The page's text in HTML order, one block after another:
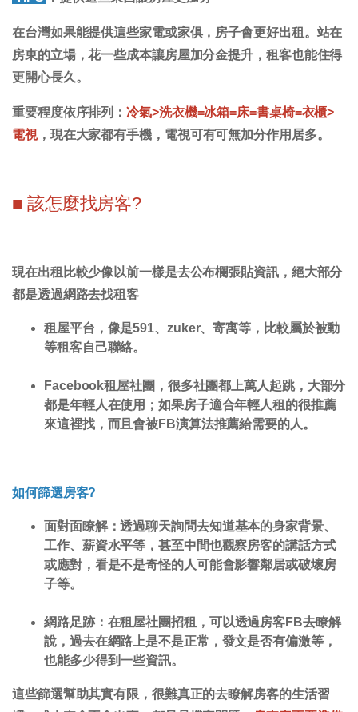
在台灣如果能提供這些家電或家俱，房子會更好出租。站在
房東的立場，花一些成本讓房屋加分金提升，租客也能住得
更開心長久。
重要程度依序排列：冷氣>洗衣機=冰箱=床=書桌椅=衣櫃>
電視，現在大家都有手機，電視可有可無加分作用居多。
■ 該怎麼找房客?
現在出租比較少像以前一樣是去公布欄張貼資訊，絕大部分
都是透過網路去找租客
租屋平台 ，像是591、zuker、寄寓等，比較屬於被動
等租客自己聯絡。
Facebook租屋社團 ，很多社團都上萬人起跳，大部分
都是年輕人在使用；如果房子適合年輕人租的很推薦
來這裡找，而且會被FB演算法推薦給需要的人。
如何篩選房客?
面對面瞭解：透過聊天詢問去知道基本的身家背景、
工作、薪資水平等，甚至中間也觀察房客的講話方式
或應對，看是不是奇怪的人可能會影響鄰居或破壞房
子等。
網路足跡： 在租屋社團招租，可以透過房客FB去瞭解
說，過去在網路上是不是正常，發文是否有偏激等，
也能多少得到一些資訊。
這些篩選幫助其實有限，很難真正的去瞭解房客的生活習